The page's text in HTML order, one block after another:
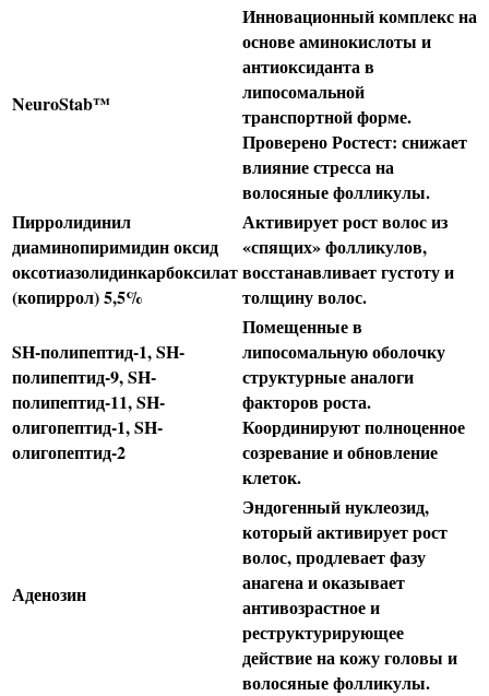
NeuroStab™
Инновационный комплекс на
основе аминокислоты и
антиоксиданта в
липосомальной
транспортной форме.
Проверено Ростест: снижает
влияние стресса на
волосяные фолликулы.
Пирролидинил
диаминопиримидин оксид
оксотиазолидинкарбоксилат
(копиррол) 5,5%
Активирует рост волос из
«спящих» фолликулов,
восстанавливает густоту и
толщину волос.
SH-полипептид-1, SH-
полипептид-9, SH-
полипептид-11, SH-
олигопептид-1, SH-
олигопептид-2
Помещенные в
липосомальную оболочку
структурные аналоги
факторов роста.
Координируют полноценное
созревание и обновление
клеток.
Аденозин
Эндогенный нуклеозид,
который активирует рост
волос, продлевает фазу
анагена и оказывает
антивозрастное и
реструктурирующее
действие на кожу головы и
волосяные фолликулы.